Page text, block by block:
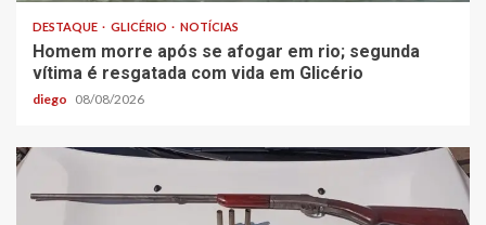
DESTAQUE GLICÉRIO NOTÍCIAS
Homem morre após se afogar em rio; segunda
vítima é resgatada com vida em Glicério
diego 08/08/2026